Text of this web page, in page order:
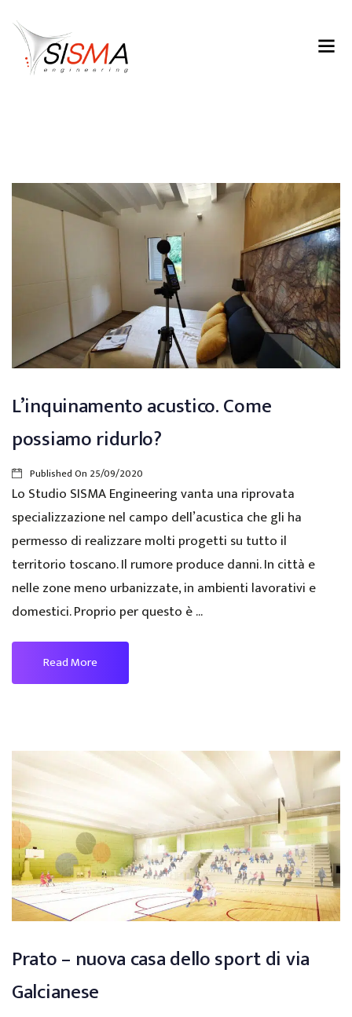
L’inquinamento acustico. Come
possiamo ridurlo?
Published On 25/09/2020
Lo Studio SISMA Engineering vanta una riprovata
specializzazione nel campo dell’acustica che gli ha
permesso di realizzare molti progetti su tutto il
territorio toscano. Il rumore produce danni. In città e
nelle zone meno urbanizzate, in ambienti lavorativi e
domestici. Proprio per questo è ...
Read More
Prato – nuova casa dello sport di via
Galcianese